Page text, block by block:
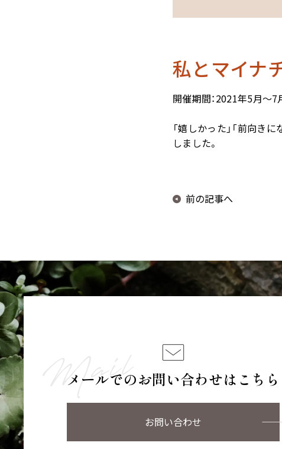
私とマイナ
開催期間：2021年5月～7
「嬉しかった」「前向き
しました。
前の記事へ
メールでのお問い合わせはこちら
お問い合わせ